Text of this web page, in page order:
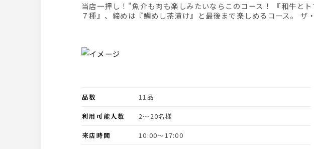
当店一押し！"魚介も肉も楽しみたいならこのコース！ 『和牛とトマトの陶板蒸し』『紋甲イカの昆布締め入り刺身4種盛り合わせ』！『前菜皿鉢
７種』、締めは『鯛めし茶漬け』と最後まで楽しめるコース。
品数
11品
利用可能人数
2〜20名様
来店時間
10:00〜17:00